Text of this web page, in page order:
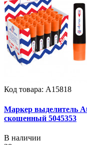
Код товара: А15818
Маркер
скошенный 5045353
В наличии